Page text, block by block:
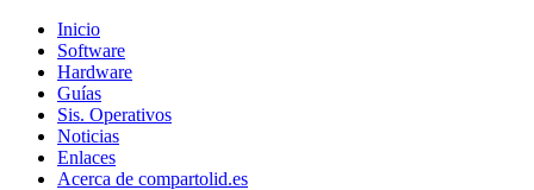
Inicio
Software
Hardware
Guías
Sis. Operativos
Noticias
Enlaces
Acerca de compartolid.es